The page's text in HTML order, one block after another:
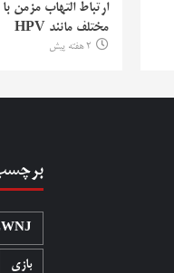
ارتباط التهاب مزمن
مختلف مانند HPV
2 هفته پیش
بازی